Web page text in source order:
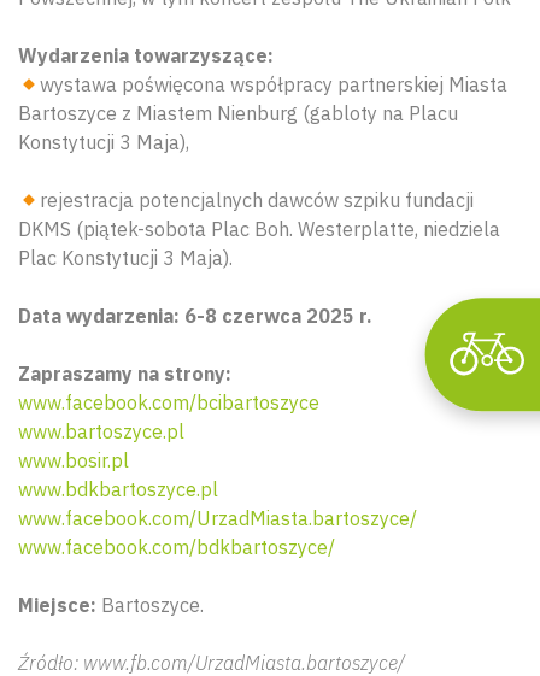
Wydarzenia towarzyszące:
wystawa poświęcona współpracy partnerskiej Miasta
Bartoszyce z Miastem Nienburg (gabloty na Placu
Konstytucji 3 Maja),
rejestracja potencjalnych dawców szpiku fundacji
DKMS (piątek-sobota Plac Boh. Westerplatte, niedziela
Plac Konstytucji 3 Maja).
Data wydarzenia: 6-8 czerwca 2025 r.
Zapraszamy na strony:
www.facebook.com/bcibartoszyce
www.bartoszyce.pl
www.bosir.pl
www.bdkbartoszyce.pl
www.facebook.com/UrzadMiasta.bartoszyce/
www.facebook.com/bdkbartoszyce/
Miejsce: Bartoszyce.
Źródło: www.fb.com/UrzadMiasta.bartoszyce/